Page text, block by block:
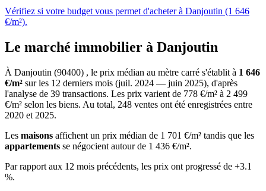
Vérifiez si votre budget vous permet d'acheter à Danjoutin (1 646
€/m²).
Le marché immobilier à Danjoutin
À Danjoutin (90400) , le prix médian au mètre carré s'établit à 1 646
€/m² sur les 12 derniers mois (juil. 2024 — juin 2025), d'après
l'analyse de 39 transactions. Les prix varient de 778 €/m² à 2 499
€/m² selon les biens. Au total, 248 ventes ont été enregistrées entre
2020 et 2025.
Les maisons affichent un prix médian de 1 701 €/m² tandis que les
appartements se négocient autour de 1 436 €/m².
Par rapport aux 12 mois précédents, les prix ont progressé de +3.1
%.